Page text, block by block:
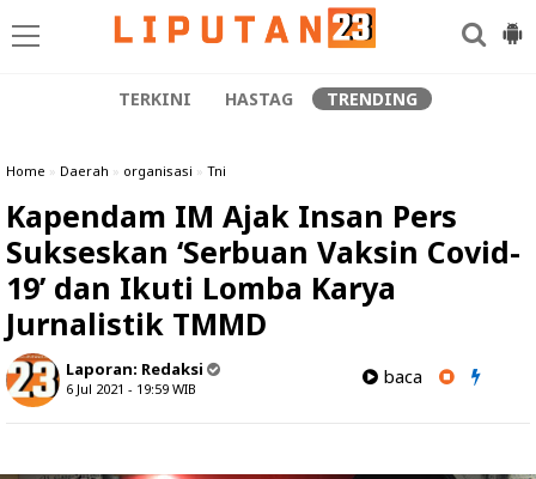
TERKINI HASTAG TRENDING
Home » Daerah » organisasi » Tni
Kapendam IM Ajak Insan Pers
Sukseskan ‘Serbuan Vaksin Covid-
19’ dan Ikuti Lomba Karya
Jurnalistik TMMD
Laporan: Redaksi
6 Jul 2021 - 19:59 WIB
baca